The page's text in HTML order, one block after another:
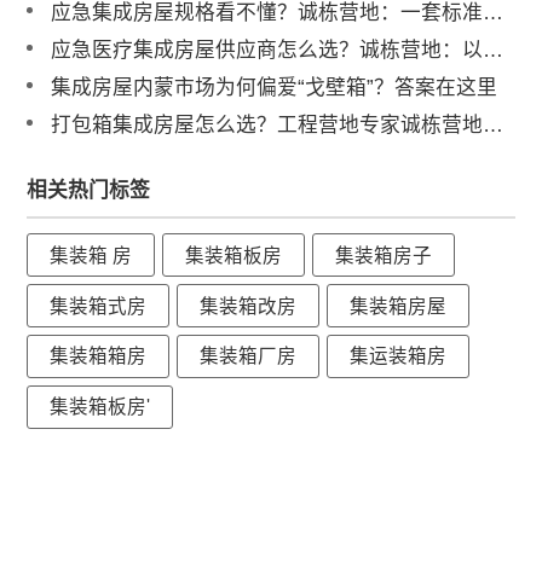
应急集成房屋规格看不懂？诚栋营地：一套标准，多重保障，定义行业品质标杆
应急医疗集成房屋供应商怎么选？诚栋营地：以专业产品守护生命防线，赋能高效应急响应
集成房屋内蒙市场为何偏爱“戈壁箱”？答案在这里
打包箱集成房屋怎么选？工程营地专家诚栋营地揭秘：品质与解决方案是关键
相关热门标签
集装箱 房 集装箱板房 集装箱房子
集装箱式房 集装箱改房 集装箱房屋
集装箱箱房 集装箱厂房 集运装箱房
集装箱板房'